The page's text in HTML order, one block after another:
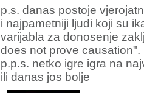
p.s. danas postoje
i najpametniji ljudi koji su
varijabla za donosenje
does not prove causation".
p.p.s. netko igre igra na
ili danas jos bolje